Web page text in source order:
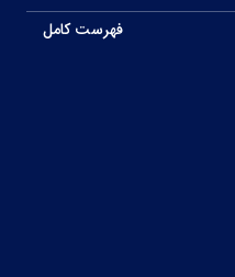
فهرست کامل